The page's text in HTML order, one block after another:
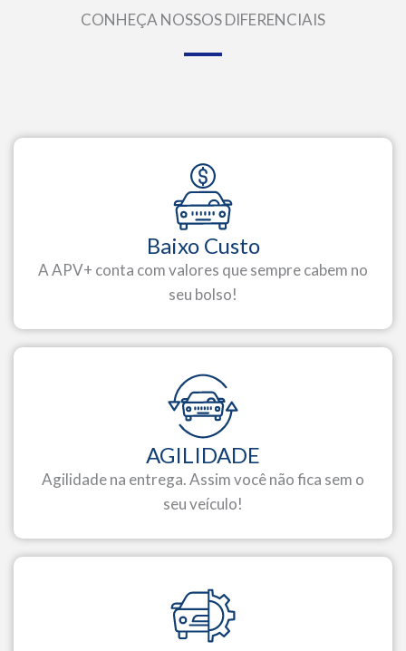
CONHEÇA NOSSOS DIFERENCIAIS
Baixo Custo
A APV+ conta com valores que sempre cabem no
seu bolso!
AGILIDADE
Agilidade na entrega. Assim você não fica sem o
seu veículo!